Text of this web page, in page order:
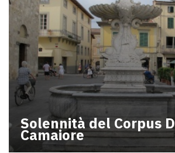
Solennità del Corpus
Camaiore